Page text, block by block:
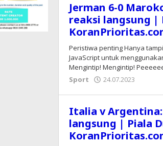
Jerman 6-0
reaksi langsung |
Peristiwa penting Hanya
JavaScript untuk
Mengintip! Mengintip!
Sport
24.07.2023
Italia v Argentina:
langsung | Piala